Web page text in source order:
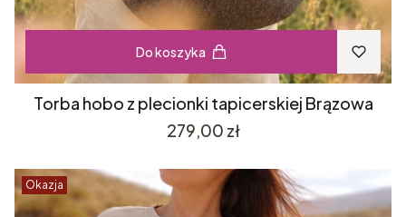
Do koszyka
Torba hobo z plecionki tapicerskiej Brązowa
Cena
279,00 zł
Okazja